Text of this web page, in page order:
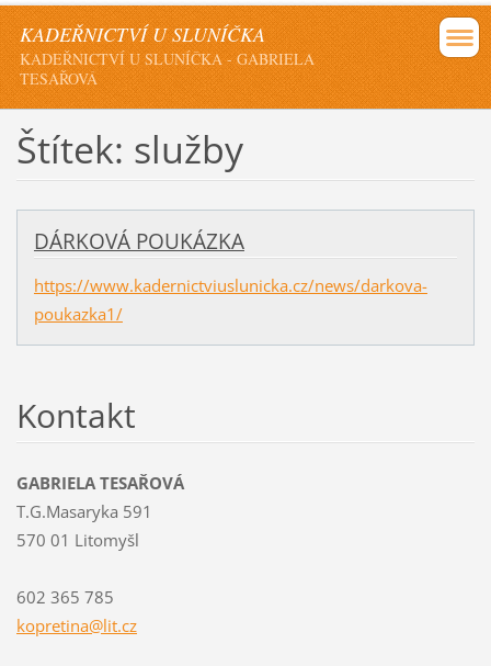
KADEŘNICTVÍ U SLUNÍČKA
KADEŘNICTVÍ U SLUNÍČKA - GABRIELA
TESAŘOVÁ
Štítek: služby
DÁRKOVÁ POUKÁZKA
https://www.kadernictviuslunicka.cz/news/darkova-
poukazka1/
Kontakt
GABRIELA TESAŘOVÁ
T.G.Masaryka 591
570 01 Litomyšl
602 365 785
kopretina@lit.cz